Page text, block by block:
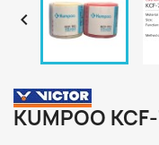

KUMPOO